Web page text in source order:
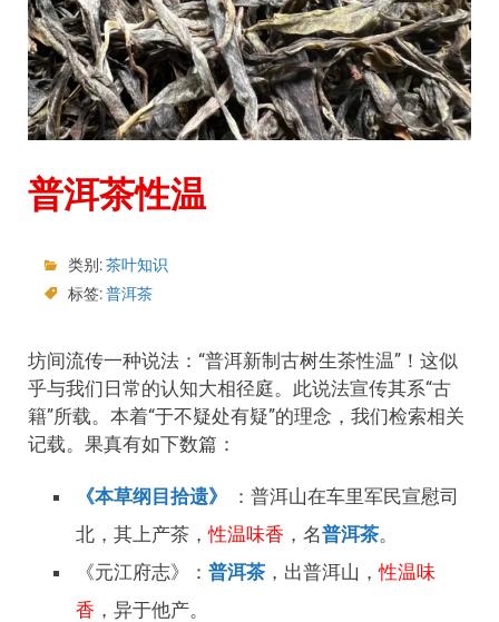
普洱茶性温
类别:茶叶知识
标签:普洱茶
坊间流传一种说法：“普洱新制古树生茶性温”！这似
乎与我们日常的认知大相径庭。此说法宣传其系“古
籍”所载。本着“于不疑处有疑”的理念，我们检索相关
记载。果真有如下数篇：
《本草纲目拾遗》
：普洱山在车里军民宣慰司
北，其上产茶，性温味香 ，名普洱茶。
《元江府志》： 普洱茶 ，出普洱山，性温味
香 ，异于他产。